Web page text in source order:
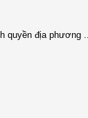
quyền địa phương ...